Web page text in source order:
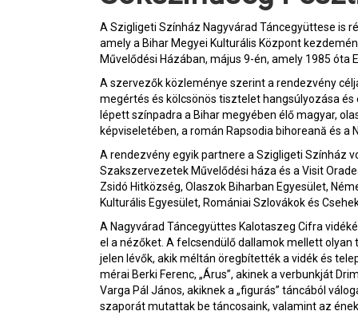
A Szigligeti Színház Nagyvárad Táncegyüttese is
amely a Bihar Megyei Kulturális Központ
Művelődési Házában, május 9-én, amely 1985 óta
A szervezők közleménye szerint a rendezvény
megértés és kölcsönös tisztelet hangsúlyozása
lépett színpadra a Bihar megyében élő magyar,
képviseletében, a román Rapsodia bihoreană és
A rendezvény egyik partnere a Szigligeti Színház
Szakszervezetek Művelődési háza és a Visit
Zsidó Hitközség, Olaszok Biharban Egyesület,
Kulturális Egyesület, Romániai Szlovákok és
A Nagyvárad Táncegyüttes Kalotaszeg Cifra
el a nézőket. A felcsendülő dallamok mellett
jelen lévők, akik méltán öregbítették a vidék és
mérai Berki Ferenc, „Árus”, akinek a verbunkját
Varga Pál János, akiknek a „figurás” táncából
szaporát mutattak be táncosaink, valamint az